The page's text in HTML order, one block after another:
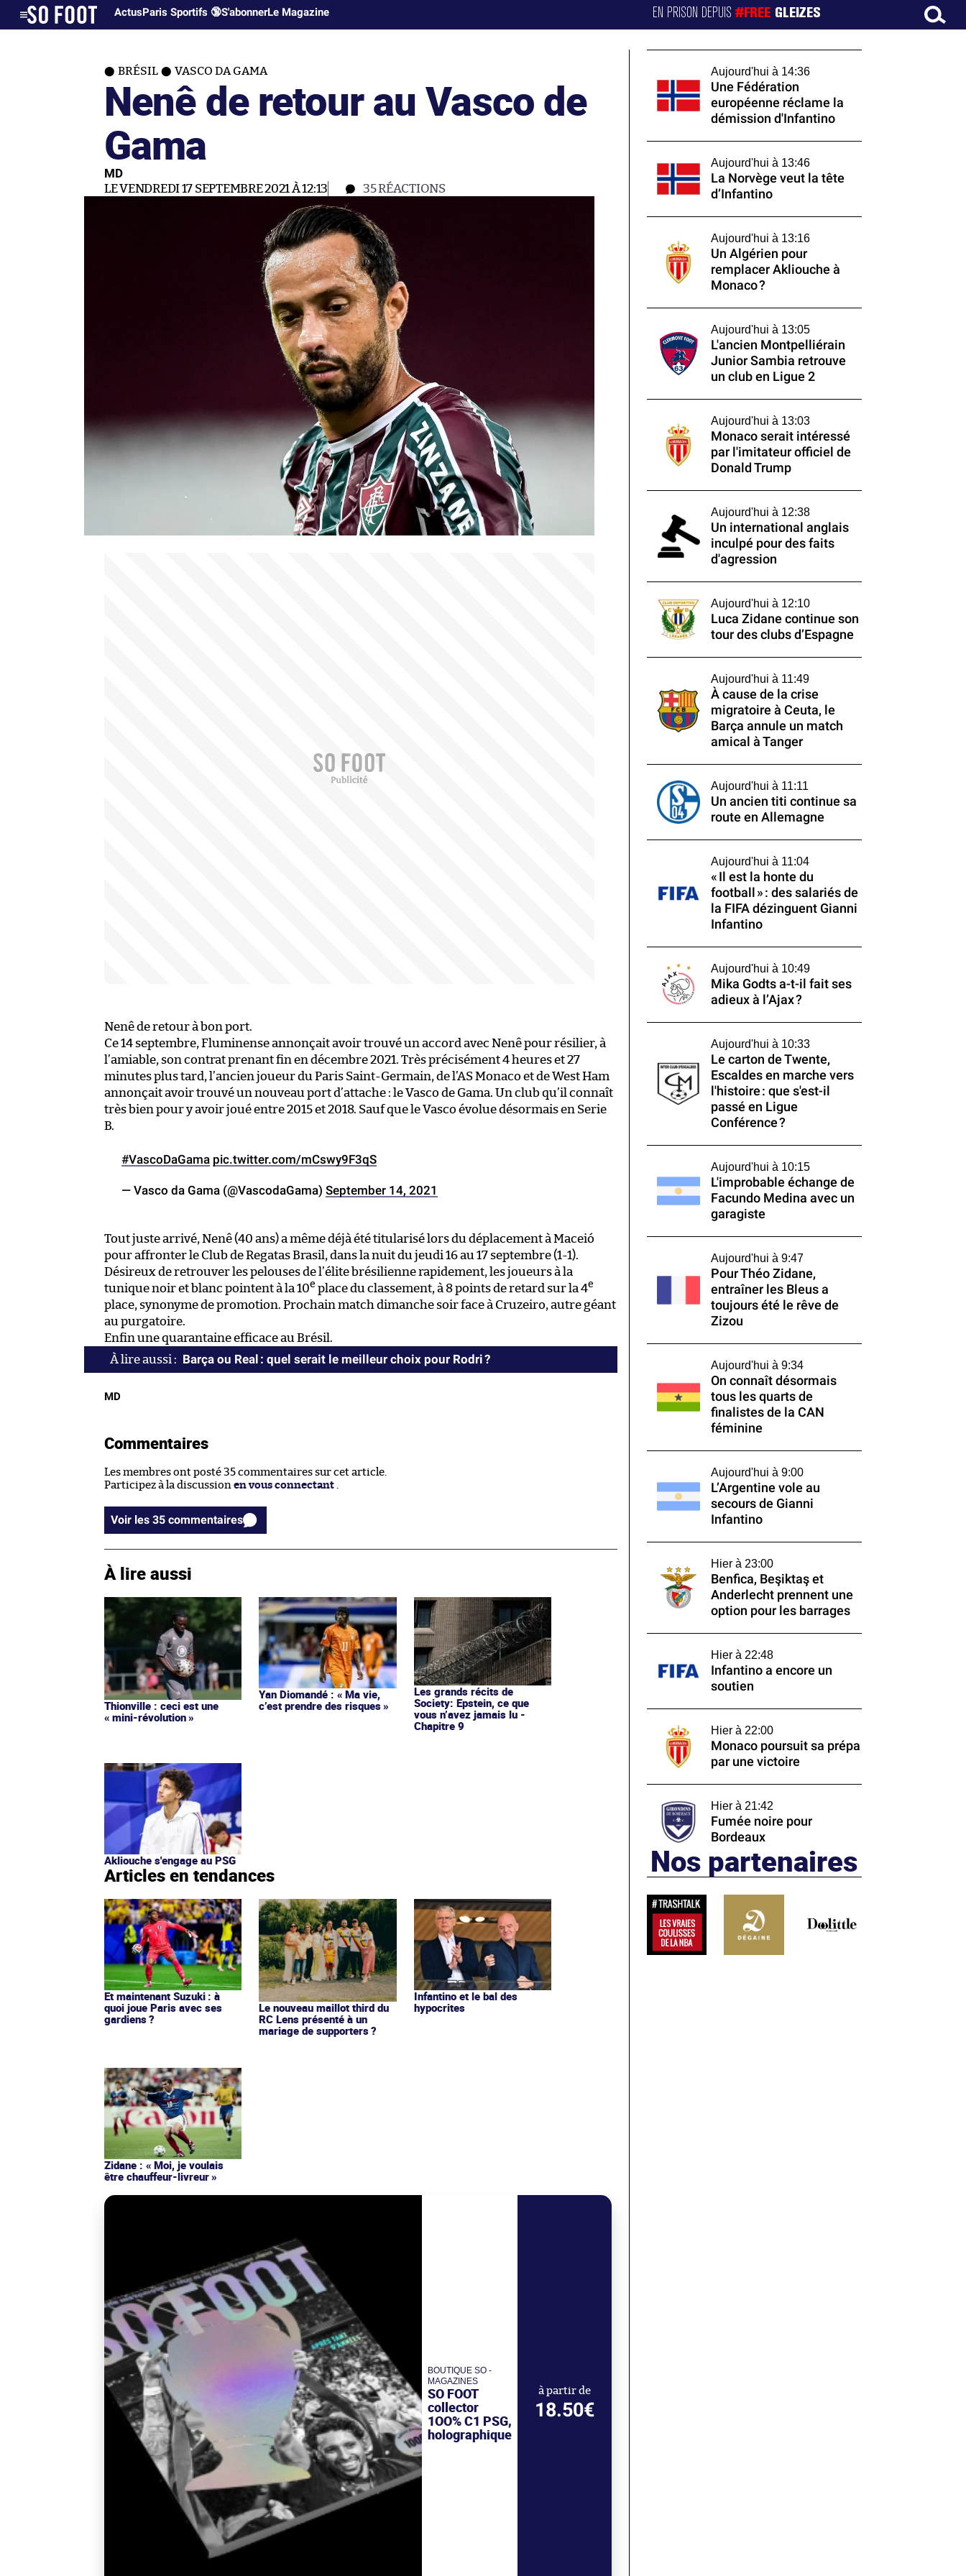
ActusParis Sportifs 🔞S'abonnerLe Magazine EN PRISON DEPUIS#FREE GLEIZES
BRÉSIL VASCO DA GAMA
Nenê de retour au Vasco de
Gama
MD
LE VENDREDI 17 SEPTEMBRE 2021 À 12:13 35RÉACTIONS
Nenê de retour à bon port.
Ce 14 septembre, Fluminense annonçait avoir trouvé un accord avec Nenê pour résilier, à
l’amiable, son contrat prenant fin en décembre 2021. Très précisément 4 heures et 27
minutes plus tard, l’ancien joueur du Paris Saint-Germain, de l’AS Monaco et de West Ham
annonçait avoir trouvé un nouveau port d’attache : le Vasco de Gama. Un club qu’il connaît
très bien pour y avoir joué entre 2015 et 2018. Sauf que le Vasco évolue désormais en Serie
B.
#VascoDaGama pic.twitter.com/mCswy9F3qS
— Vasco da Gama (@VascodaGama) September 14, 2021
Tout juste arrivé, Nenê (40 ans) a même déjà été titularisé lors du déplacement à Maceió
pour affronter le Club de Regatas Brasil, dans la nuit du jeudi 16 au 17 septembre (1-1).
Désireux de retrouver les pelouses de l’élite brésilienne rapidement, les joueurs à la
tunique noir et blanc pointent à la 10e place du classement, à 8 points de retard sur la 4e
place, synonyme de promotion. Prochain match dimanche soir face à Cruzeiro, autre géant
au purgatoire.
Enfin une quarantaine efficace au Brésil.
Barça ou Real : quel serait le meilleur choix pour Rodri ?
MD
Commentaires
Les membres ont posté 35 commentaires sur cet article.
Participez à la discussion en vous connectant .
Voir les 35 commentaires
À lire aussi
Thionville : ceci est une
« mini-révolution »
Yan Diomandé : « Ma vie,
c’est prendre des risques »
Les grands récits de
Society: Epstein, ce que
vous n’avez jamais lu -
Chapitre 9
Akliouche s'engage au PSG
Articles en tendances
Et maintenant Suzuki : à
quoi joue Paris avec ses
gardiens ?
Le nouveau maillot third du
RC Lens présenté à un
mariage de supporters ?
Infantino et le bal des
hypocrites
Zidane : « Moi, je voulais
être chauffeur-livreur »
BOUTIQUE SO -
MAGAZINES
SO FOOT
collector
1OO% C1 PSG,
holographique
à partir de
18.50€
Aujourd'hui à 14:36
Une Fédération
européenne réclame la
démission d'Infantino
Aujourd'hui à 13:46
La Norvège veut la tête
d’Infantino
Aujourd'hui à 13:16
Un Algérien pour
remplacer Akliouche à
Monaco ?
Aujourd'hui à 13:05
L'ancien Montpelliérain
Junior Sambia retrouve
un club en Ligue 2
Aujourd'hui à 13:03
Monaco serait intéressé
par l'imitateur officiel de
Donald Trump
Aujourd'hui à 12:38
Un international anglais
inculpé pour des faits
d'agression
Aujourd'hui à 12:10
Luca Zidane continue son
tour des clubs d’Espagne
Aujourd'hui à 11:49
À cause de la crise
migratoire à Ceuta, le
Barça annule un match
amical à Tanger
Aujourd'hui à 11:11
Un ancien titi continue sa
route en Allemagne
Aujourd'hui à 11:04
« Il est la honte du
football » : des salariés de
la FIFA dézinguent Gianni
Infantino
Aujourd'hui à 10:49
Mika Godts a-t-il fait ses
adieux à l’Ajax ?
Aujourd'hui à 10:33
Le carton de Twente,
Escaldes en marche vers
l'histoire : que s'est-il
passé en Ligue
Conférence ?
Aujourd'hui à 10:15
L'improbable échange de
Facundo Medina avec un
garagiste
Aujourd'hui à 9:47
Pour Théo Zidane,
entraîner les Bleus a
toujours été le rêve de
Zizou
Aujourd'hui à 9:34
On connaît désormais
tous les quarts de
finalistes de la CAN
féminine
Aujourd'hui à 9:00
L’Argentine vole au
secours de Gianni
Infantino
Hier à 23:00
Benfica, Beşiktaş et
Anderlecht prennent une
option pour les barrages
Hier à 22:48
Infantino a encore un
soutien
Hier à 22:00
Monaco poursuit sa prépa
par une victoire
Hier à 21:42
Fumée noire pour
Bordeaux
Nos partenaires